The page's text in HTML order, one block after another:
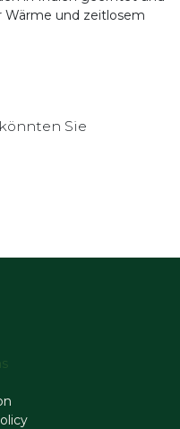
Wärme und zeitlosem
Sie